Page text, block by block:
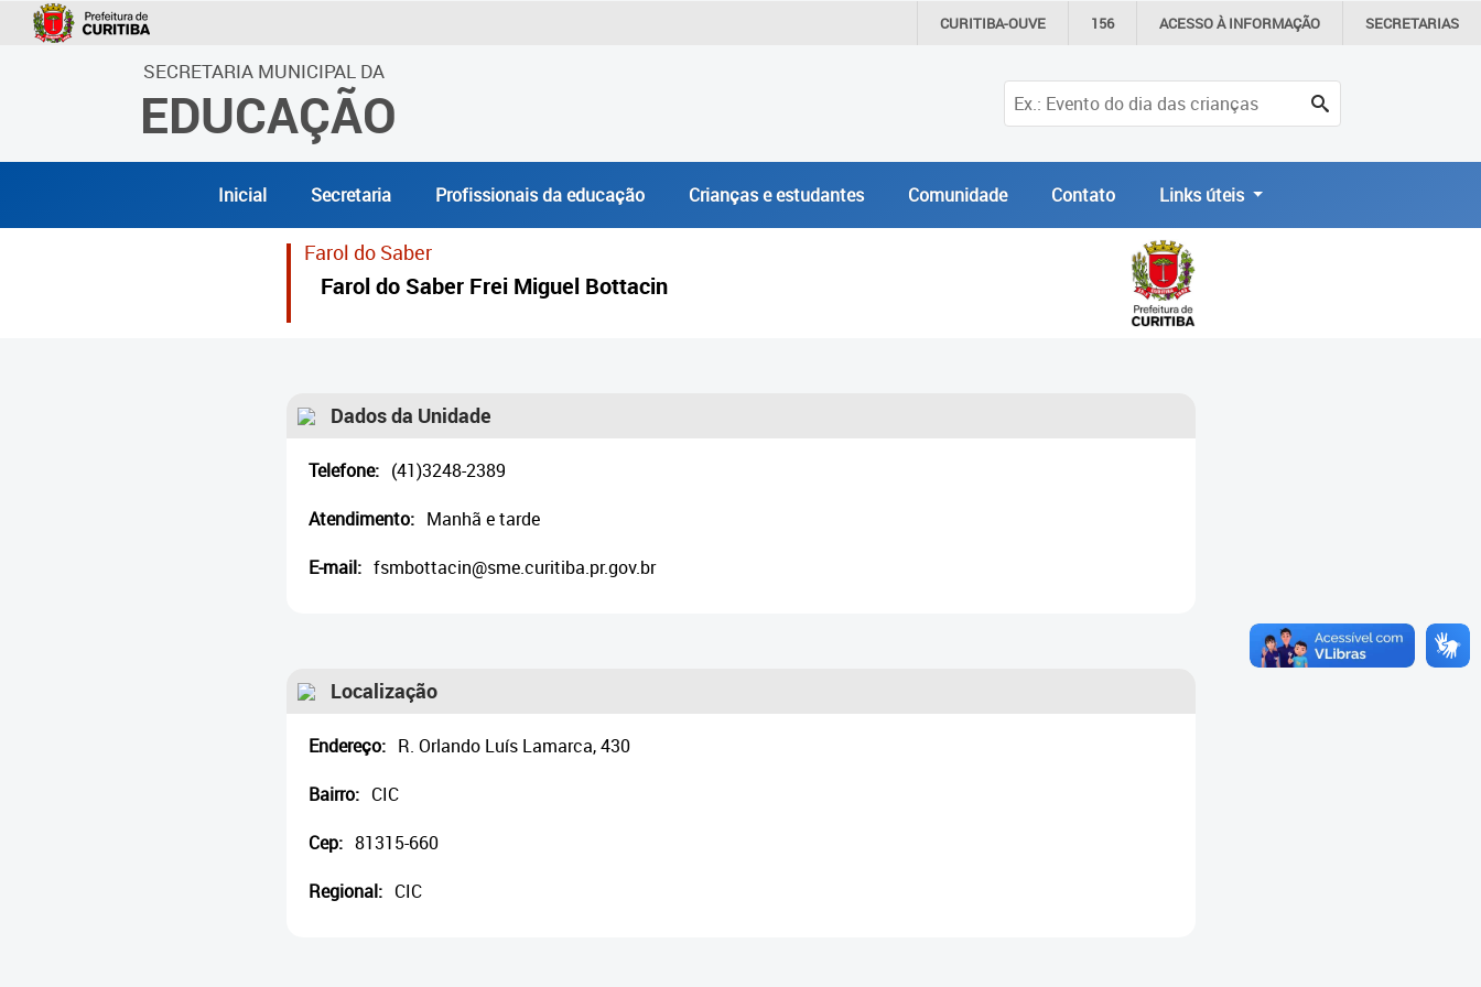
CURITIBA-OUVE 156 ACESSO ÀINFORMAÇÃO SECRETARIAS
SECRETARIA MUNICIPAL DA
EDUCAÇÃO
Inicial Secretaria Profissionais da educação Crianças e estudantes Comunidade Contato Links úteis
Farol do Saber
Farol do Saber Frei Miguel Bottacin
Dados da Unidade
Telefone: (41)3248-2389
Atendimento: Manhã e tarde
E-mail: fsmbottacin@sme.curitiba.pr.gov.br
Localização
Endereço: R. Orlando Luís Lamarca, 430
Bairro: CIC
Cep: 81315-660
Regional: CIC